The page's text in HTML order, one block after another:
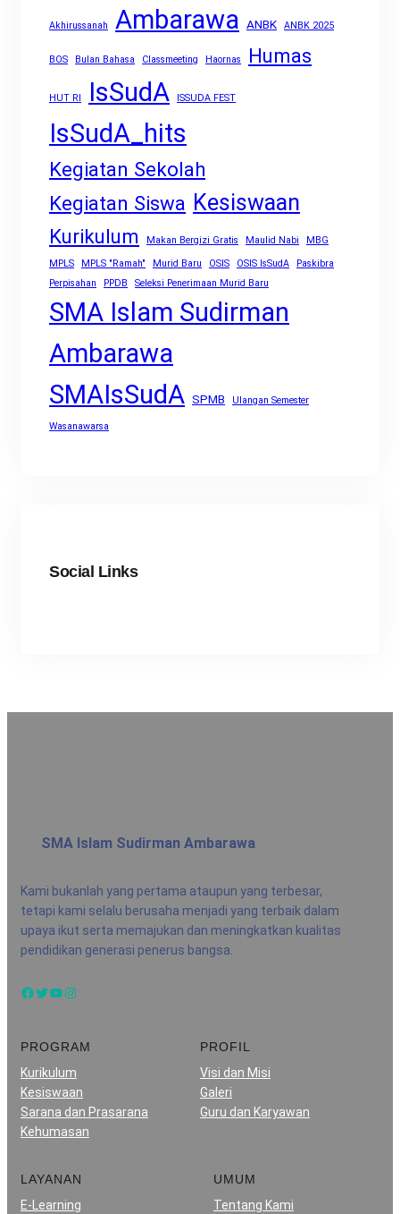
Akhirussanah Ambarawa ANBK ANBK 2025
BOS Bulan Bahasa Classmeeting Haornas Humas
HUT RI IsSudA ISSUDA FEST
IsSudA_hits
Kegiatan Sekolah
Kegiatan Siswa Kesiswaan
Kurikulum Makan Bergizi Gratis Maulid Nabi
MBG
MPLS
MPLS "Ramah" Murid Baru OSIS OSIS IsSudA
Paskibra
Perpisahan
PPDB Seleksi Penerimaan Murid Baru
SMA Islam Sudirman
Ambarawa
SMAIsSudA SPMB Ulangan Semester
Wasanawarsa
Social Links
SMA Islam Sudirman Ambarawa
Kami bukanlah yang pertama ataupun yang terbesar,
tetapi kami selalu berusaha menjadi yang terbaik dalam
upaya ikut serta memajukan dan meningkatkan kualitas
pendidikan generasi penerus bangsa.
Facebook Twitter YouTube Instagram
PROGRAM
Kurikulum
Kesiswaan
Sarana dan Prasarana
Kehumasan
PROFIL
Visi dan Misi
Galeri
Guru dan Karyawan
LAYANAN
E-Learning
UMUM
Tentang Kami